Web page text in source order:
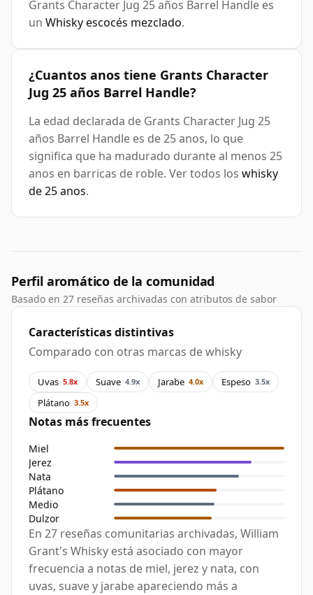
Grants Character Jug 25 años Barrel Handle es
un Whisky escocés mezclado.
¿Cuantos anos tiene Grants Character
Jug 25 años Barrel Handle?
La edad declarada de Grants Character Jug 25
años Barrel Handle es de 25 anos, lo que
significa que ha madurado durante al menos 25
anos en barricas de roble. Ver todos los whisky
de 25 anos.
Perfil aromático de la comunidad
Basado en 27 reseñas archivadas con atributos de sabor
Características distintivas
Comparado con otras marcas de whisky
Uvas 5.8x Suave 4.9x Jarabe 4.0x Espeso 3.5x
Plátano 3.5x
Notas más frecuentes
Miel
Jerez
Nata
Plátano
Medio
Dulzor
En 27 reseñas comunitarias archivadas, William
Grant's Whisky está asociado con mayor
frecuencia a notas de miel, jerez y nata, con
uvas, suave y jarabe apareciendo más a